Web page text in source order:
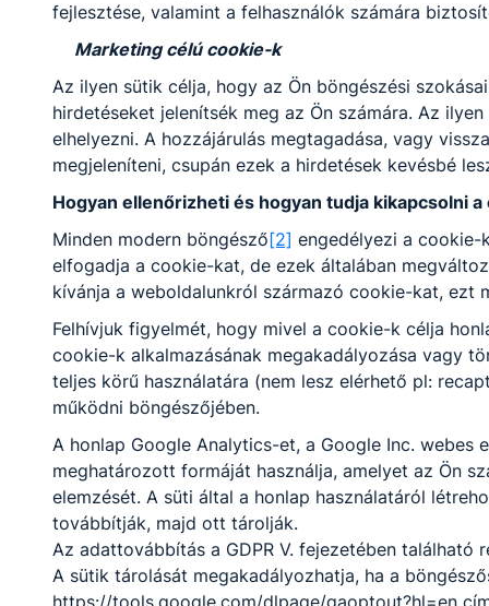
szakképző intézménnyel közösen felel a
szakmai vizsgára való felkészítésért. Az
iskolák más és más duális partnerrel állnak
kapcsolatban. Az iskola és a partner közötti
megállapodás tartalmazza, hogy hány napot
van a tanuló az iskolában és hány napot a
duális partnernél. Az ágazati alapvizsgát
követően a tanulók akár több időt tölthetnek
Technikumban az ötödik évfolyam már szinte
csak a gyakorlatról szól.
Okleveles technikusképzés
A felsőoktatási intézménnyel közösen kidolgozott
szakmai program alapján folytatott, emelt szintű
szakmai tudást biztosító képzés azoknak a jó
tanulmányi eredménnyel rendelkező tanulóknak
ajánlott, akik tudatosan szeretnék építeni
jövőjüket. A tanulók a képzés megfelelő
fejlesztése, valamint a felhasználók számára
Marketing célú cookie-k
Az ilyen sütik célja, hogy az Ön böngészési
hirdetéseket jelenítsék meg az Ön számára. Az
elhelyezni. A hozzájárulás megtagadása, vagy
megjeleníteni, csupán ezek a hirdetések kevésbé
Hogyan ellenőrizheti és hogyan tudja kikapcsolni
Minden modern böngésző[2] engedélyezi a
elfogadja a cookie-kat, de ezek általában
kívánja a weboldalunkról származó cookie-kat, ezt
Felhívjuk figyelmét, hogy mivel a cookie-k célja
cookie-k alkalmazásának megakadályozása vagy
teljes körű használatára (nem lesz elérhető pl:
működni böngészőjében.
A honlap Google Analytics-et, a Google Inc. webes
meghatározott formáját használja, amelyet az Ön
elemzését. A süti által a honlap használatáról
továbbítják, majd ott tárolják.
Az adattovábbítás a GDPR V. fejezetében
A sütik tárolását megakadályozhatja, ha a
https://tools.google.com/dlpage/gaoptout?hl=en